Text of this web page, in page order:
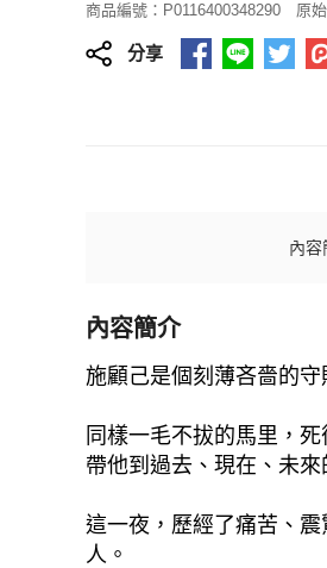
商品編號：P0116400348290 原
分享
內容
內容簡介
施顧己是個刻薄吝嗇的
同樣一毛不拔的馬里，
帶他到過去、現在、未
這一夜，歷經了痛苦、
人。